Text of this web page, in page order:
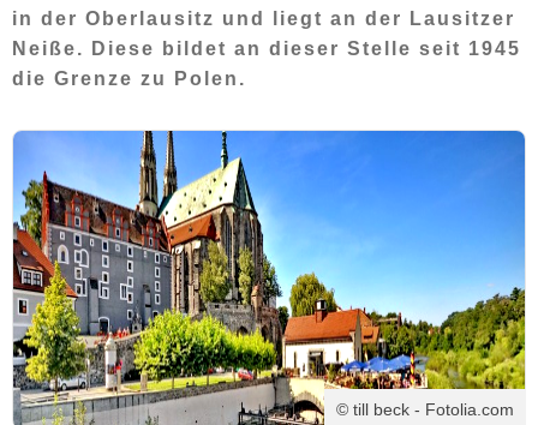
in der Oberlausitz und liegt an der Lausitzer
Neiße. Diese bildet an dieser Stelle seit 1945
die Grenze zu Polen.
© till beck - Fotolia.com